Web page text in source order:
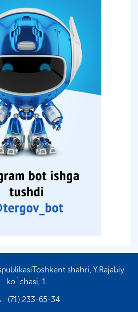
shahri, Y.Rajabiy
ko`chasi, 1.
(71) 233-65-34